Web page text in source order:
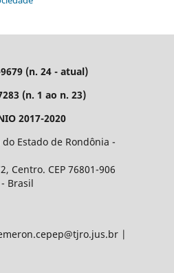
(n. 24 - atual)
(n. 1 ao n. 23)
2017-2020
Estado de Rondônia -
Centro. CEP 76801-906
Brasil
|